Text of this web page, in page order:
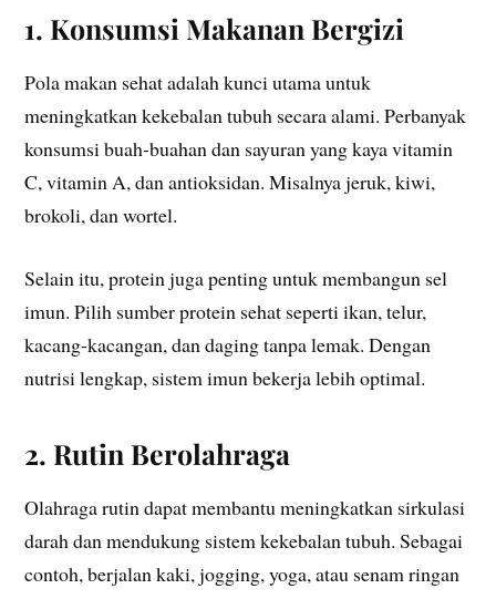
1. Konsumsi Makanan Bergizi
Pola makan sehat adalah kunci utama untuk
meningkatkan kekebalan tubuh secara alami. Perbanyak
konsumsi buah-buahan dan sayuran yang kaya vitamin
C, vitamin A, dan antioksidan. Misalnya jeruk, kiwi,
brokoli, dan wortel.
Selain itu, protein juga penting untuk membangun sel
imun. Pilih sumber protein sehat seperti ikan, telur,
kacang-kacangan, dan daging tanpa lemak. Dengan
nutrisi lengkap, sistem imun bekerja lebih optimal.
2. Rutin Berolahraga
Olahraga rutin dapat membantu meningkatkan sirkulasi
darah dan mendukung sistem kekebalan tubuh. Sebagai
contoh, berjalan kaki, jogging, yoga, atau senam ringan